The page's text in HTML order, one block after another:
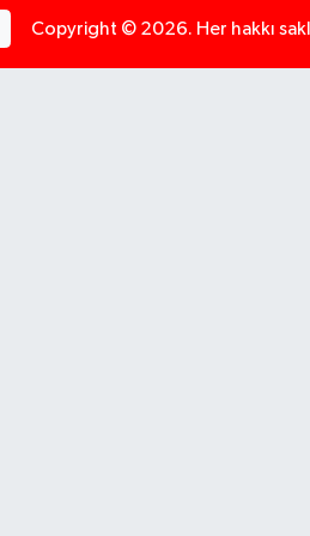
Copyright © 2026. Her hakkı